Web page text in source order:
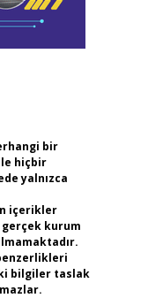
bir
hiçbir
yalnızca
içerikler
kurum
bilgiler taslak